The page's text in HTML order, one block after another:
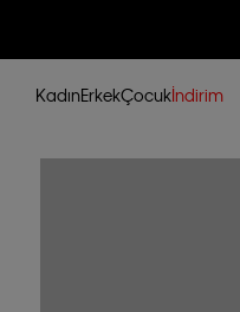
KadınErkekÇocukİndirim